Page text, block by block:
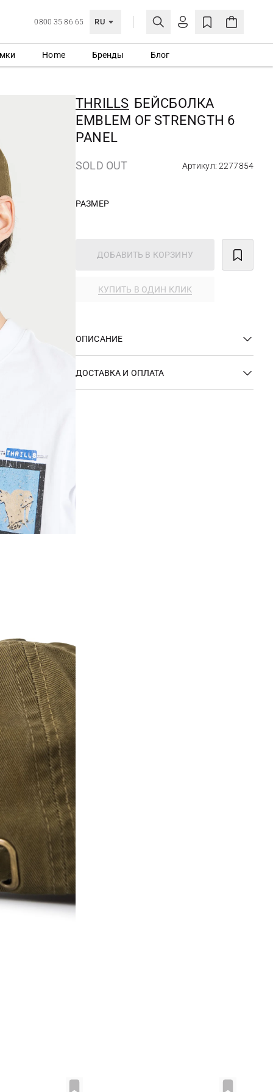
0800 35 86 65 RU
ЛИЧНЫЙ КАБИНЕТ
Еще не зарегистрированы?
СОЗДАТЬ УЧЕТНУЮ ЗАПИСЬ
Home Бренды Блог
THRILLS БЕЙСБОЛКА
EMBLEM OF STRENGTH 6
PANEL
SOLD OUT Артикул: 2277854
РАЗМЕР
ДОБАВИТЬ В КОРЗИНУ
КУПИТЬ В ОДИН КЛИК
ОПИСАНИЕ
ДОСТАВКА И ОПЛАТА